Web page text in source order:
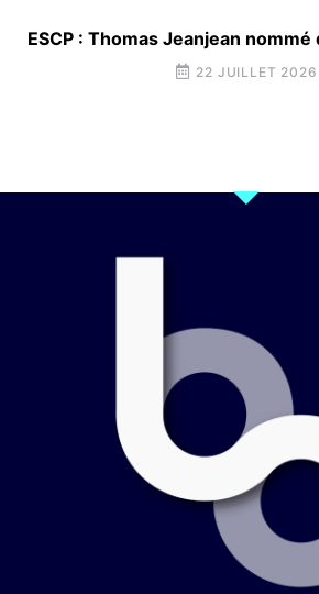
ESCP : Thomas Jeanjean
22 JUILLET 2026